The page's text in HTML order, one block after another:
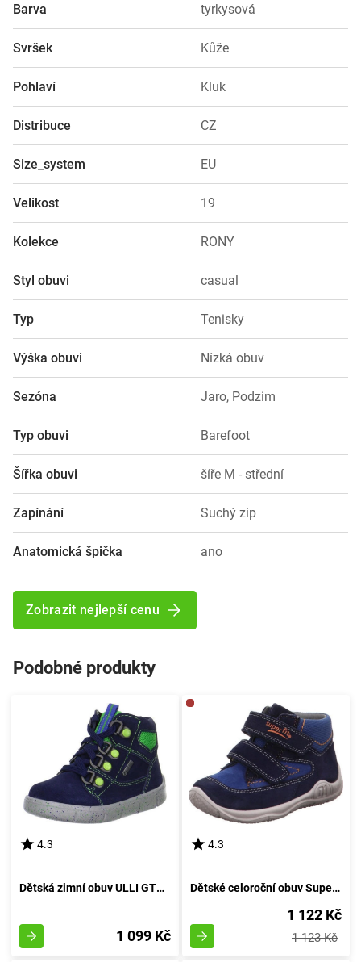
Barva tyrkysová
Svršek Kůže
Pohlaví Kluk
Distribuce CZ
Size_system EU
Velikost 19
Kolekce RONY
Styl obuvi casual
Typ Tenisky
Výška obuvi Nízká obuv
Sezóna Jaro, Podzim
Typ obuvi Barefoot
Šířka obuvi šíře M - střední
Zapínání Suchý zip
Anatomická špička ano
Zobrazit nejlepší cenu
Podobné produkty
4.3
Dětská zimní obuv ULLI GTX, Superfit, 1-00425-81, modré provedení - velikost 21
1 099 Kč
4.3
Dětské celoroční obuv Superfit, model UNIVERSE, 3-09417-80, v odstínu temně modré - velikost 21
1 122 Kč
1 123 Kč